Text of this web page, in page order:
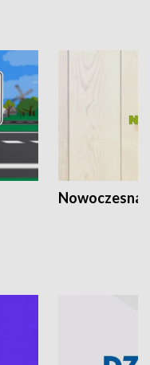
Nowoczesna